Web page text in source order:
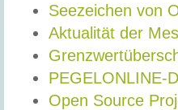
Seezeichen von
Aktualität der
PEGELONLINE-
Open Source